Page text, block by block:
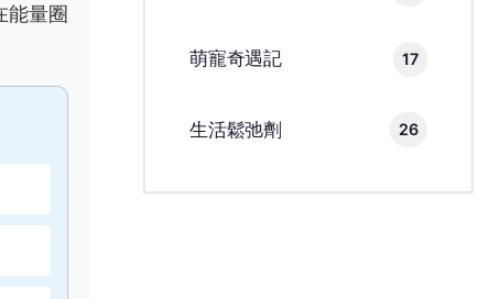
能量圈
萌寵奇遇記 17
生活鬆弛劑 26